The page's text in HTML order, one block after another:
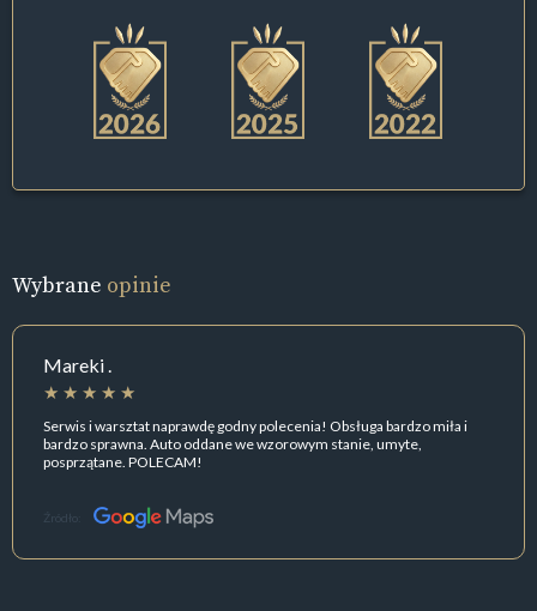
Wybrane opinie
Mareki .
Serwis i warsztat naprawdę godny polecenia! Obsługa bardzo miła i
bardzo sprawna. Auto oddane we wzorowym stanie, umyte,
posprzątane. POLECAM!
Źródło: